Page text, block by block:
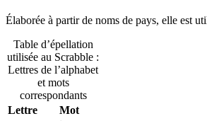
Élaborée à partir de noms de pays, elle est
Table d’épellation
utilisée au Scrabble :
Lettres de l’alphabet
et mots
correspondants
Lettre
Mot